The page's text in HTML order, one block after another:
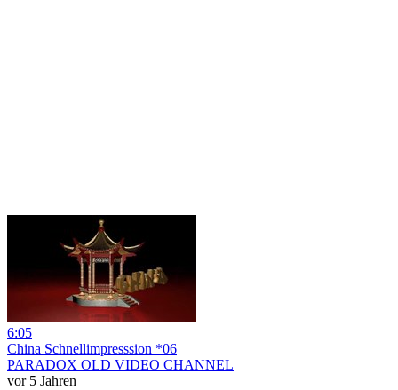
6:05
China Schnellimpresssion *06
PARADOX OLD VIDEO CHANNEL
vor 5 Jahren